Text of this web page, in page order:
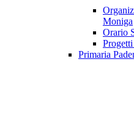
Moniga
Orario
Primaria